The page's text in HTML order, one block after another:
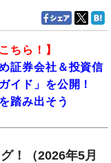
ちら！】
証券会社＆投資信
イド」を公開！
踏み出そう
！（2026年5月